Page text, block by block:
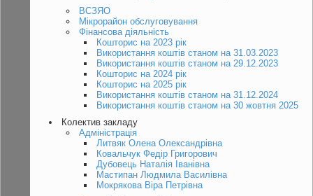
ВСЗЯО
Мікрорайон обслуговування
Фінансова діяльність
Кошторис на 2023 рік
Використання коштів станом на 31.03.2023
Використання коштів станом на 29.12.2023
Кошторис на 2024 рік
Кошторис на 2025 рік
Використання коштів станом на 31.12.2024
Використання коштів станом на 30 жовтня 2025
Колектив закладу
Адміністрація
Литвяк Олена Олександрівна
Ковальчук Федір Григорович
Дубовець Наталія Іванівна
Мастипан Людмила Василівна
Мокрякова Віра Петрівна